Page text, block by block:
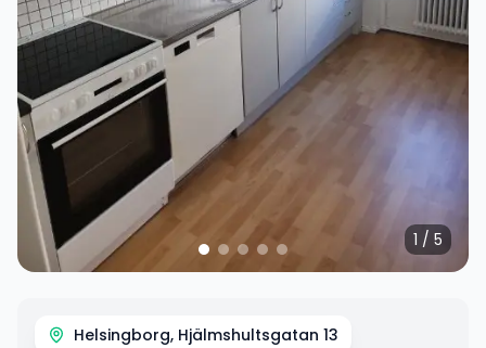
1 / 5
Helsingborg, Hjälmshultsgatan 13